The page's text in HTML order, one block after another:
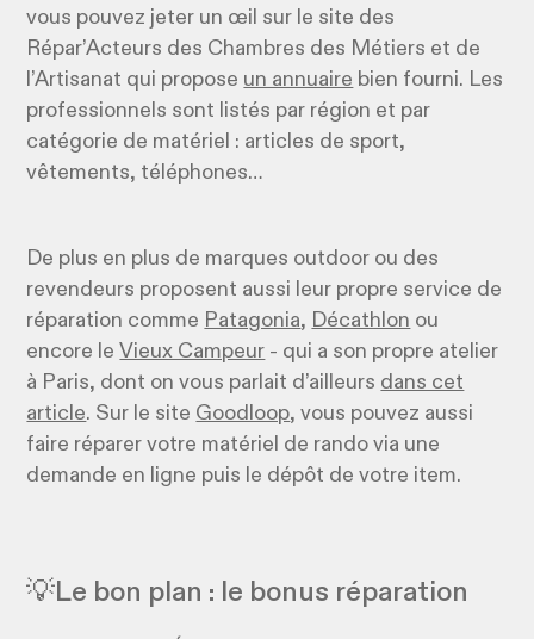
vous pouvez jeter un œil sur le site des
Répar’Acteurs des Chambres des Métiers et de
l’Artisanat qui propose un annuaire bien fourni. Les
professionnels sont listés par région et par
catégorie de matériel : articles de sport,
vêtements, téléphones…
De plus en plus de marques outdoor ou des
revendeurs proposent aussi leur propre service de
réparation comme Patagonia, Décathlon ou
encore leVieux Campeur - qui a son propre atelier
à Paris, dont on vous parlait d’ailleurs dans cet
article. Sur le site Goodloop, vous pouvez aussi
faire réparer votre matériel de rando via une
demande en ligne puis le dépôt de votre item.
💡Le bon plan : le bonus réparation